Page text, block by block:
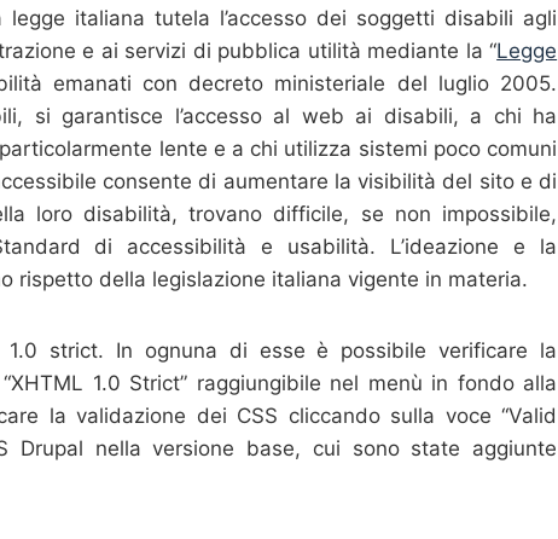
italiana tutela l’accesso dei soggetti disabili agli
e ai servizi di pubblica utilità mediante la “Legge
emanati con decreto ministeriale del luglio 2005.
si garantisce l’accesso al web ai disabili, a chi ha
lente e a chi utilizza sistemi poco comuni
consente di aumentare la visibilità del sito e di
loro disabilità, trovano difficile, se non impossibile,
di accessibilità e usabilità. L’ideazione e la
rispetto della legislazione italiana vigente in materia.
strict. In ognuna di esse è possibile verificare la
1.0 Strict” raggiungibile nel menù in fondo alla
la validazione dei CSS cliccando sulla voce “Valid
Drupal nella versione base, cui sono state aggiunte